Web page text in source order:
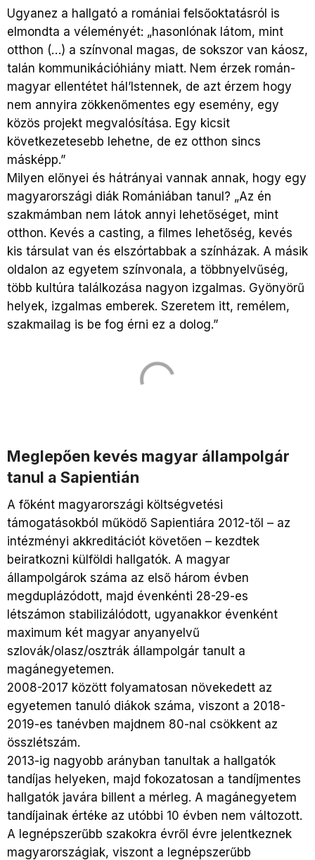
Ugyanez a hallgató a romániai felsőoktatásról is
elmondta a véleményét: „hasonlónak látom, mint
otthon (…) a színvonal magas, de sokszor van káosz,
talán kommunikációhiány miatt. Nem érzek román-
magyar ellentétet hál’Istennek, de azt érzem hogy
nem annyira zökkenőmentes egy esemény, egy
közös projekt megvalósítása. Egy kicsit
következetesebb lehetne, de ez otthon sincs
másképp.”
Milyen előnyei és hátrányai vannak annak, hogy egy
magyarországi diák Romániában tanul? „Az én
szakmámban nem látok annyi lehetőséget, mint
otthon. Kevés a casting, a filmes lehetőség, kevés
kis társulat van és elszórtabbak a színházak. A másik
oldalon az egyetem színvonala, a többnyelvűség,
több kultúra találkozása nagyon izgalmas. Gyönyörű
helyek, izgalmas emberek. Szeretem itt, remélem,
szakmailag is be fog érni ez a dolog.”
Meglepően kevés magyar állampolgár
tanul a Sapientián
A főként magyarországi költségvetési
támogatásokból működő Sapientiára 2012-től – az
intézményi akkreditációt követően – kezdtek
beiratkozni külföldi hallgatók. A magyar
állampolgárok száma az első három évben
megduplázódott, majd évenkénti 28-29-es
létszámon stabilizálódott, ugyanakkor évenként
maximum két magyar anyanyelvű
szlovák/olasz/osztrák állampolgár tanult a
magánegyetemen.
2008-2017 között folyamatosan növekedett az
egyetemen tanuló diákok száma, viszont a 2018-
2019-es tanévben majdnem 80-nal csökkent az
összlétszám.
2013-ig nagyobb arányban tanultak a hallgatók
tandíjas helyeken, majd fokozatosan a tandíjmentes
hallgatók javára billent a mérleg. A magánegyetem
tandíjainak értéke az utóbbi 10 évben nem változott.
A legnépszerűbb szakokra évről évre jelentkeznek
magyarországiak, viszont a legnépszerűbb